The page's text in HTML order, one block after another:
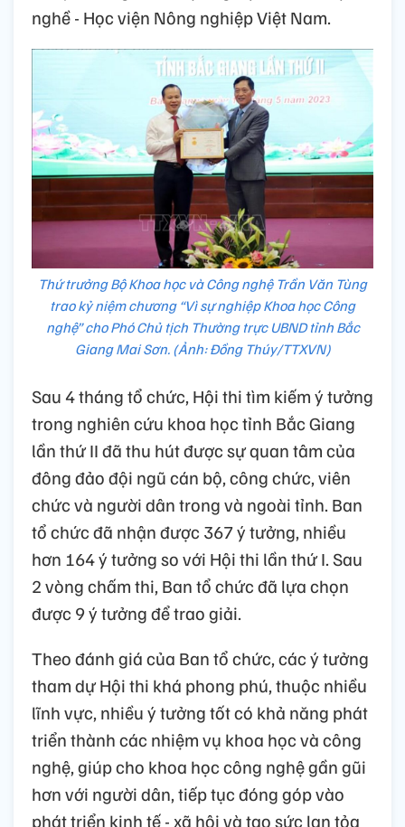
nghề - Học viện Nông nghiệp Việt Nam.
Thứ trưởng Bộ Khoa học và Công nghệ Trần Văn Tùng
trao kỷ niệm chương “Vì sự nghiệp Khoa học Công
nghệ” cho Phó Chủ tịch Thường trực UBND tỉnh Bắc
Giang Mai Sơn. (Ảnh: Đồng Thúy/TTXVN)
Sau 4 tháng tổ chức, Hội thi tìm kiếm ý tưởng
trong nghiên cứu khoa học tỉnh Bắc Giang
lần thứ II đã thu hút được sự quan tâm của
đông đảo đội ngũ cán bộ, công chức, viên
chức và người dân trong và ngoài tỉnh. Ban
tổ chức đã nhận được 367 ý tưởng, nhiều
hơn 164 ý tưởng so với Hội thi lần thứ I. Sau
2 vòng chấm thi, Ban tổ chức đã lựa chọn
được 9 ý tưởng để trao giải.
Theo đánh giá của Ban tổ chức, các ý tưởng
tham dự Hội thi khá phong phú, thuộc nhiều
lĩnh vực, nhiều ý tưởng tốt có khả năng phát
triển thành các nhiệm vụ khoa học và công
nghệ, giúp cho khoa học công nghệ gần gũi
hơn với người dân, tiếp tục đóng góp vào
phát triển kinh tế - xã hội và tạo sức lan tỏa